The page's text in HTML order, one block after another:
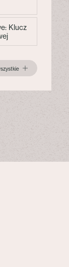
Klucz